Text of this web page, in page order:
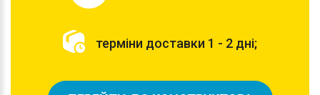
терміни доставки 1 - 2 дні;